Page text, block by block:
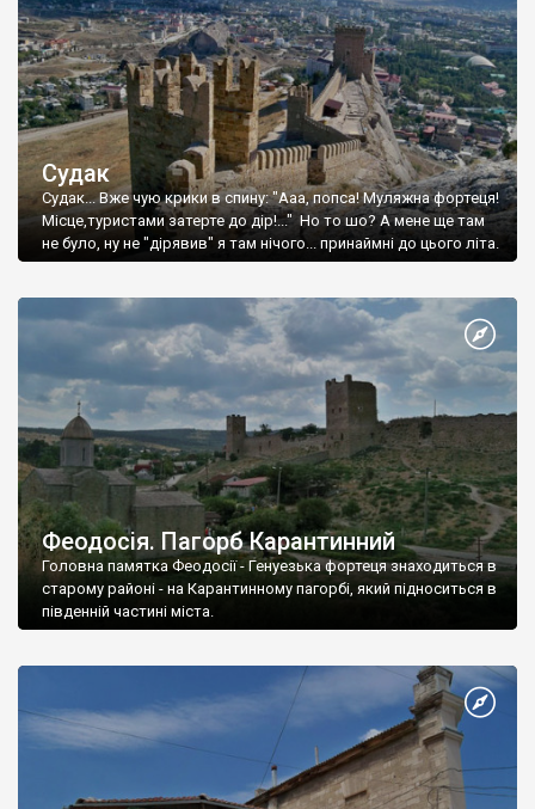
Судак
Судак... Вже чую крики в спину: "Ааа, попса! Муляжна фортеця!
Місце,туристами затерте до дір!..." Но то шо? А мене ще там
не було, ну не "дірявив" я там нічого... принаймні до цього літа.
Феодосія. Пагорб Карантинний
Головна памятка Феодосії - Генуезька фортеця знаходиться в
старому районі - на Карантинному пагорбі, який підноситься в
південній частині міста.